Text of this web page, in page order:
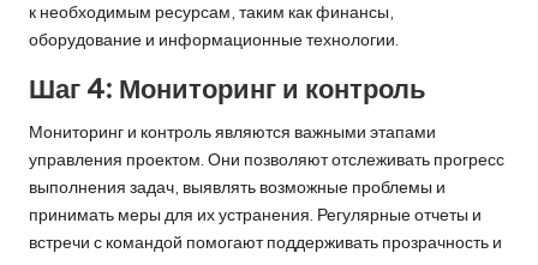
к необходимым ресурсам, таким как финансы,
оборудование и информационные технологии.
Шаг 4: Мониторинг и контроль
Мониторинг и контроль являются важными этапами
управления проектом. Они позволяют отслеживать прогресс
выполнения задач, выявлять возможные проблемы и
принимать меры для их устранения. Регулярные отчеты и
встречи с командой помогают поддерживать прозрачность и